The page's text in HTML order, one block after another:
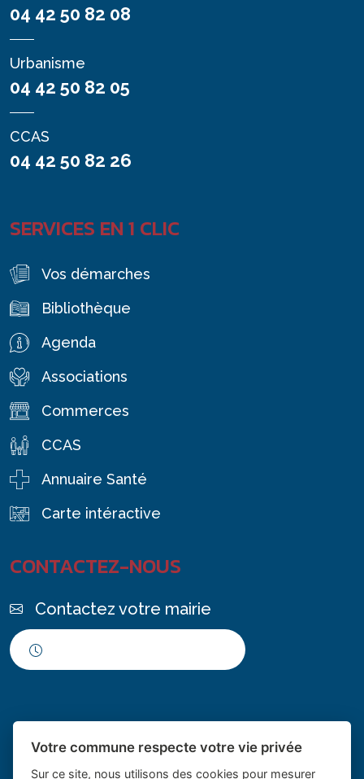
04 42 50 82 08
Urbanisme
04 42 50 82 05
CCAS
04 42 50 82 26
SERVICES EN 1 CLIC
Vos démarches
Bibliothèque
Agenda
Associations
Commerces
CCAS
Annuaire Santé
Carte intéractive
CONTACTEZ-NOUS
Contactez votre mairie
Votre commune respecte votre vie privée
Sur ce site, nous utilisons des cookies pour mesurer